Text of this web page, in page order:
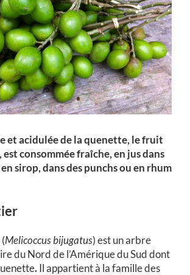
et acidulée de la quenette, le fruit
consommée fraîche, en jus dans
en sirop, dans des punchs ou en rhum
Melicoccus bijugatus) est un arbre
du Nord de l’Amérique du Sud dont
.Il appartient à la famille des